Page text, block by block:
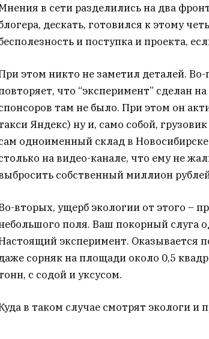
в сети разделились на два
дескать, готовился к этому
и поступка и проекта,
этом никто не заметил деталей.
что “эксперимент” сделан
там не было. При этом он
Яндекс) ну и, само собой,
одноименный склад в
на видео-канале, что ему не
собственный миллион
вторых, ущерб экологии от этого –
поля. Ваш покорный слуга
эксперимент. Оказывается
сорняк на площади около 0,5
с содой и уксусом.
в таком случае смотрят экологи и